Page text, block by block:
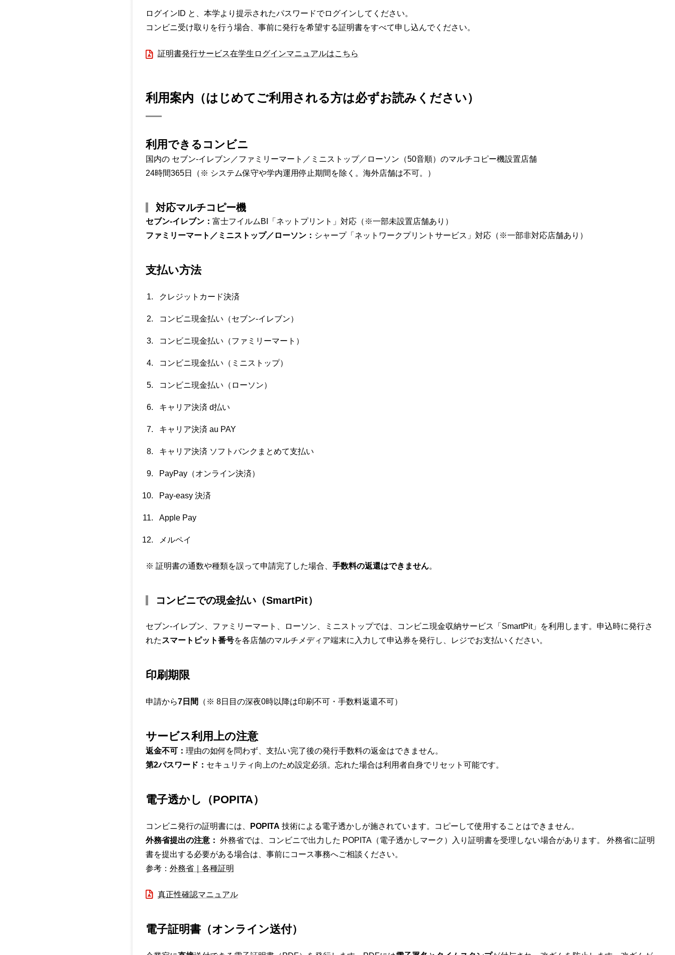
ログインID と、本学より提示されたパスワードでログインしてください。
コンビニ受け取りを行う場合、事前に発行を希望する証明書をすべて申し込んでください。
証明書発行サービス在学生ログインマニュアルはこちら
利用案内（はじめてご利用される方は必ずお読みください）
利用できるコンビニ
国内の セブン‑イレブン／ファミリーマート／ミニストップ／ローソン（50音順）のマルチコピー機設置店舗
24時間365日（ ※ システム保守や学内運用停止期間を除く。海外店舗は不可。 ）
対応マルチコピー機
セブン‑イレブン： 富士フイルムBI「ネットプリント」対応（※一部未設置店舗あり）
ファミリーマート／ミニストップ／ローソン： シャープ「ネットワークプリントサービス」対応（※一部非対応店舗あり）
支払い方法
クレジットカード決済
コンビニ現金払い（セブン-イレブン）
コンビニ現金払い（ファミリーマート）
コンビニ現金払い（ミニストップ）
コンビニ現金払い（ローソン）
キャリア決済 d払い
キャリア決済 au PAY
キャリア決済 ソフトバンクまとめて支払い
PayPay（オンライン決済）
Pay-easy 決済
Apple Pay
メルペイ
※ 証明書の通数や種類を誤って申請完了した場合、 手数料の返還はできません。
コンビニでの現金払い（SmartPit）
セブン-イレブン、ファミリーマート、ローソン、ミニストップでは、コンビニ現金収納サービス「SmartPit」を利用します。申込時に発行さ
れた スマートピット番号を各店舗のマルチメディア端末に入力して申込券を発行し、レジでお支払いください。
印刷期限
申請から7日間 （ ※ 8日目の深夜0時以降は印刷不可・手数料返還不可）
サービス利用上の注意
返金不可： 理由の如何を問わず、支払い完了後の発行手数料の返金はできません。
第2パスワード： セキュリティ向上のため設定必須。忘れた場合は利用者自身でリセット可能です。
電子透かし（POPITA）
コンビニ発行の証明書には、 POPITA 技術による電子透かしが施されています。コピーして使用することはできません。
外務省提出の注意： 外務省では、コンビニで出力した POPITA（電子透かしマーク）入り証明書を受理しない場合があります。
外務省に証明
書を提出する必要がある場合は、事前にコース事務へご相談ください。
参考： 外務省｜各種証明
真正性確認マニュアル
電子証明書（オンライン送付）